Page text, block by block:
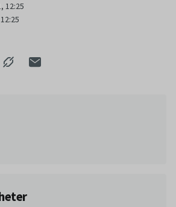
12:25